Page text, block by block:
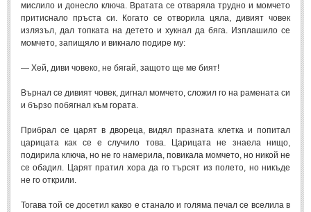
Мъдри мисли (55)
Мъдрости за живота (10)
Мъдрости за щастието
Мъдрости за приятелството (8)
Древногръцки афоризми
Древноримски афоризми (21)
мислило и донесло ключа. Вратата се отваряла трудно и момчето
притиснало пръста си. Когато се отворила цяла, дивият човек
излязъл, дал топката на детето и хукнал да бяга. Изплашило се
момчето, запищяло и викнало подире му:
— Хей, диви човеко, не бягай, защото ще ме бият!
Върнал се дивият човек, дигнал момчето, сложил го на рамената си
и бързо побягнал към гората.
Прибрал се царят в двореца, видял празната клетка и попитал
царицата как се е случило това. Царицата не знаела нищо,
подирила ключа, но не го намерила, повикала момчето, но никой не
се обадил. Царят пратил хора да го търсят из полето, но никъде
не го открили.
Тогава той се досетил какво е станало и голяма печал се вселила в